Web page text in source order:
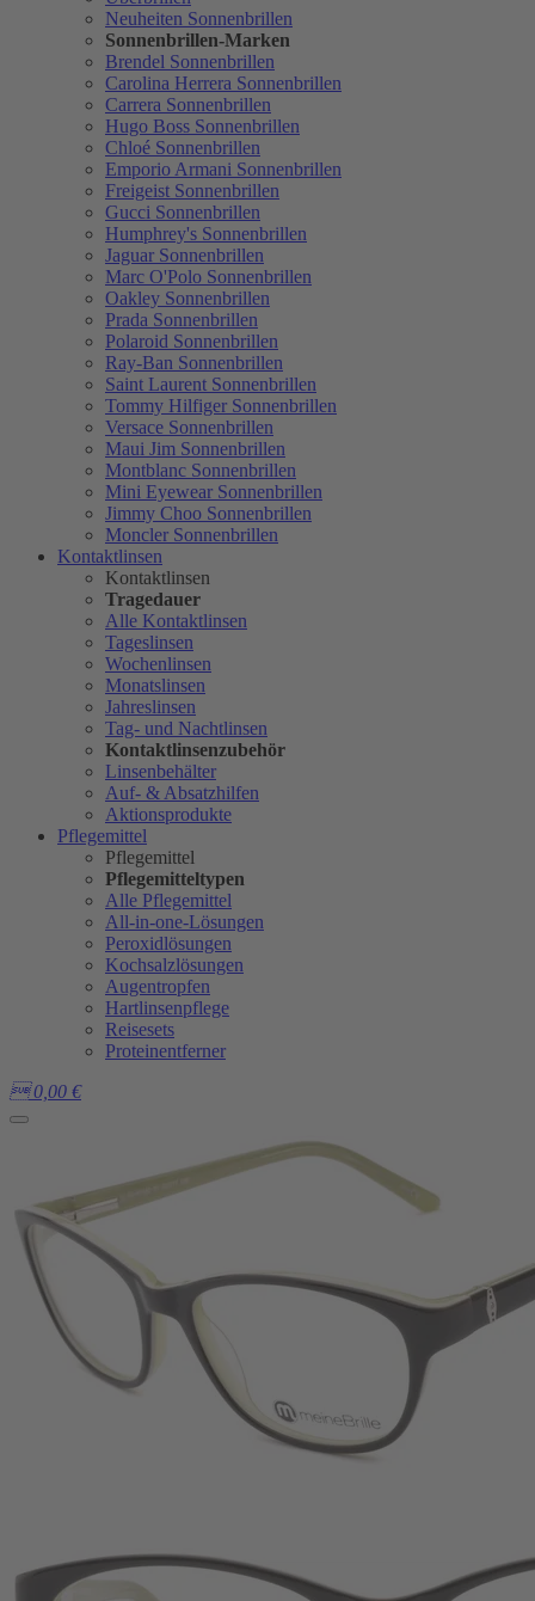
Neuheiten Sonnenbrillen
Sonnenbrillen-Marken
Brendel Sonnenbrillen
Carolina Herrera Sonnenbrillen
Carrera Sonnenbrillen
Hugo Boss Sonnenbrillen
Chloé Sonnenbrillen
Emporio Armani Sonnenbrillen
Freigeist Sonnenbrillen
Gucci Sonnenbrillen
Humphrey's Sonnenbrillen
Jaguar Sonnenbrillen
Marc O'Polo Sonnenbrillen
Oakley Sonnenbrillen
Prada Sonnenbrillen
Polaroid Sonnenbrillen
Ray-Ban Sonnenbrillen
Saint Laurent Sonnenbrillen
Tommy Hilfiger Sonnenbrillen
Versace Sonnenbrillen
Maui Jim Sonnenbrillen
Montblanc Sonnenbrillen
Mini Eyewear Sonnenbrillen
Jimmy Choo Sonnenbrillen
Moncler Sonnenbrillen
Kontaktlinsen
Kontaktlinsen
Tragedauer
Alle Kontaktlinsen
Tageslinsen
Wochenlinsen
Monatslinsen
Jahreslinsen
Tag- und Nachtlinsen
Kontaktlinsenzubehör
Linsenbehälter
Auf- & Absatzhilfen
Aktionsprodukte
Pflegemittel
Pflegemittel
Pflegemitteltypen
Alle Pflegemittel
All-in-one-Lösungen
Peroxidlösungen
Kochsalzlösungen
Augentropfen
Hartlinsenpflege
Reisesets
Proteinentferner
 0,00 €